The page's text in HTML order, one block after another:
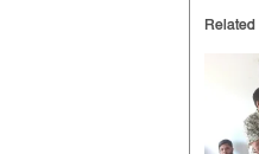
Related